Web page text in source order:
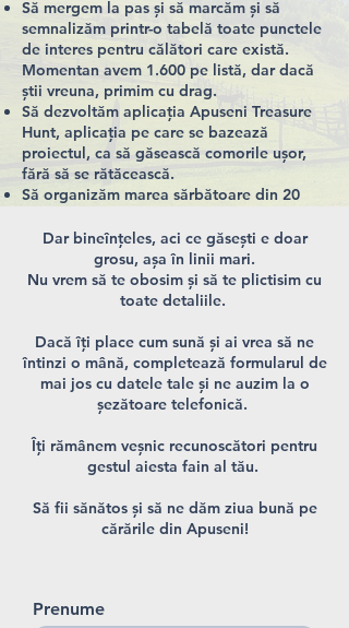
Să mergem la pas și să marcăm și să
semnalizăm printr-o tabelă toate punctele
de interes pentru călători care există.
Momentan avem 1.600 pe listă, dar dacă
știi vreuna, primim cu drag.
Să dezvoltăm aplicația Apuseni Treasure
Hunt, aplicația pe care se bazează
proiectul, ca să găsească comorile ușor,
fără să se rătăcească.
Să organizăm marea sărbătoare din 20
oficial Treasure Hunt-ul Apuseni.
Să le oferim călătoriilor zone unde să se
odihnească după ziua pe care au umblat-o
minunățiile care există.
Să trimitem veste despre sărbătoare la toți
călătorii.
Dar bineînțeles, aci ce găsești e doar
grosu, așa în linii mari.
Nu vrem să te obosim și să te plictisim cu
toate detaliile.
Dacă îți place cum sună și ai vrea să ne
întinzi o mână, completează formularul de
mai jos cu datele tale și ne auzim la o
șezătoare telefonică.
Îți rămânem veșnic recunoscători pentru
gestul aiesta fain al tău.
Să fii sănătos și să ne dăm ziua bună pe
cărările din Apuseni!
Prenume